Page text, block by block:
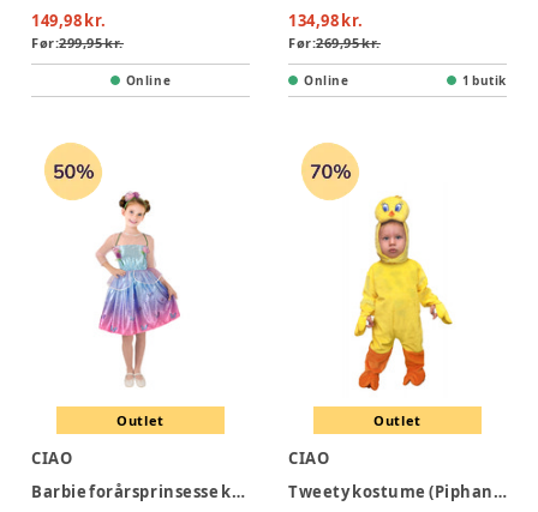
149,98 kr.
Før:299,95 kr.
Online
134,98 kr.
Før:269,95 kr.
Online 1 butik
Outlet
CIAO
Barbie forårsprinsesse kostume - MULTI
Outlet
CIAO
Tweety kostume (Piphans) - GUL